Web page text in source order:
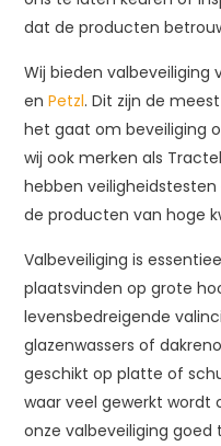
dat de producten
Wij bieden valbeveiliging
enPetzl. Dit zijn de
het gaat om beveiliging
wij ook merken als
hebben
de producten van hoge
Valbeveiliging is
plaatsvinden op grote
levensbedreigende
glazenwassers of
geschikt op platte of
waar veel gewerkt wordt
onze valbeveiliging goed